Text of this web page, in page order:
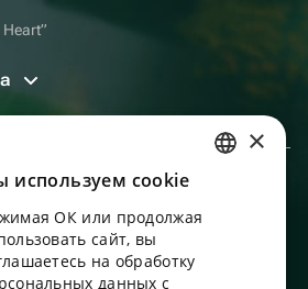
больше бонусов за покупки и
ENGLISH
UKRAINIAN
×
используем сookie
ОК или продолжая
сайт, вы
на обработку
данных с